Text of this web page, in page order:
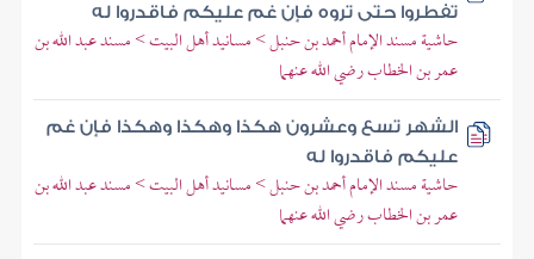
تفطروا حتى تروه فإن غم عليكم فاقدروا له
حاشية مسند الإمام أحمد بن حنبل > مسانيد أهل البيت > مسند عبد الله بن
عمر بن الخطاب رضي الله عنهما
الشهر تسع وعشرون هكذا وهكذا وهكذا فإن غم
عليكم فاقدروا له
حاشية مسند الإمام أحمد بن حنبل > مسانيد أهل البيت > مسند عبد الله بن
عمر بن الخطاب رضي الله عنهما